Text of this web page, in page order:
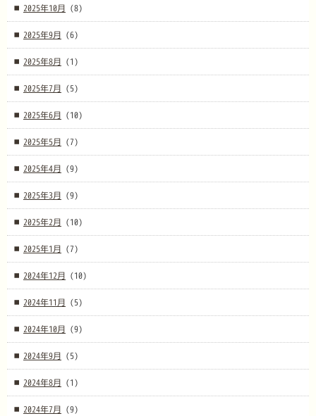
2025年10月 (8)
2025年9月 (6)
2025年8月 (1)
2025年7月 (5)
2025年6月 (10)
2025年5月 (7)
2025年4月 (9)
2025年3月 (9)
2025年2月 (10)
2025年1月 (7)
2024年12月 (10)
2024年11月 (5)
2024年10月 (9)
2024年9月 (5)
2024年8月 (1)
2024年7月 (9)